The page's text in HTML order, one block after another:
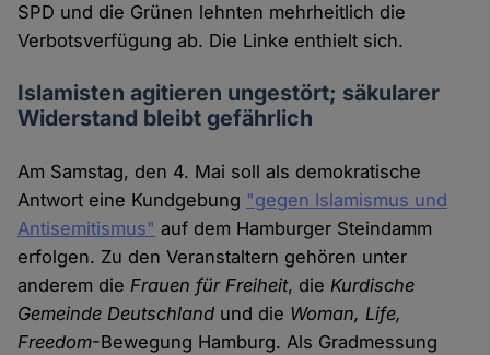
SPD und die Grünen lehnten mehrheitlich die
Verbotsverfügung ab. Die Linke enthielt sich.
Islamisten agitieren ungestört; säkularer
Widerstand bleibt gefährlich
Am Samstag, den 4. Mai soll als demokratische
Antwort eine Kundgebung "gegen Islamismus und
Antisemitismus" auf dem Hamburger Steindamm
erfolgen. Zu den Veranstaltern gehören unter
anderem dieFrauen für Freiheit, dieKurdische
Gemeinde Deutschland und die Woman, Life,
Freedom-Bewegung Hamburg. Als Gradmessung